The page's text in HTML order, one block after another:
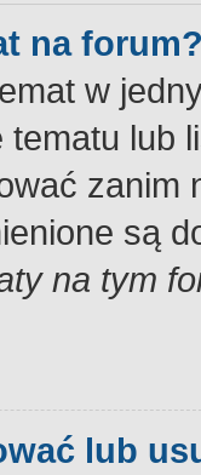
na
w
lub
są
na tym
lub